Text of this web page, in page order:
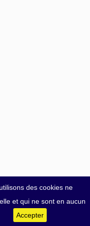
des cookies ne
et qui ne sont en aucun
Accepter